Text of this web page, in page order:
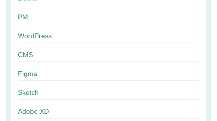
PM
WordPress
CMS
Figma
Sketch
Adobe XD